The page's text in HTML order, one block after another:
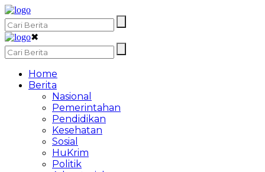
✖
Home
Berita
Nasional
Pemerintahan
Pendidikan
Kesehatan
Sosial
HuKrim
Politik